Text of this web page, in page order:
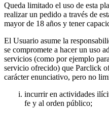
Queda limitado el uso de esta
realizar un pedido a través de
mayor de 18 años y tener
El Usuario asume la
se compromete a hacer un uso
servicios (como por ejemplo
servicio ofrecido) que Parclick
carácter enunciativo, pero no
incurrir en actividades
fe y al orden público;